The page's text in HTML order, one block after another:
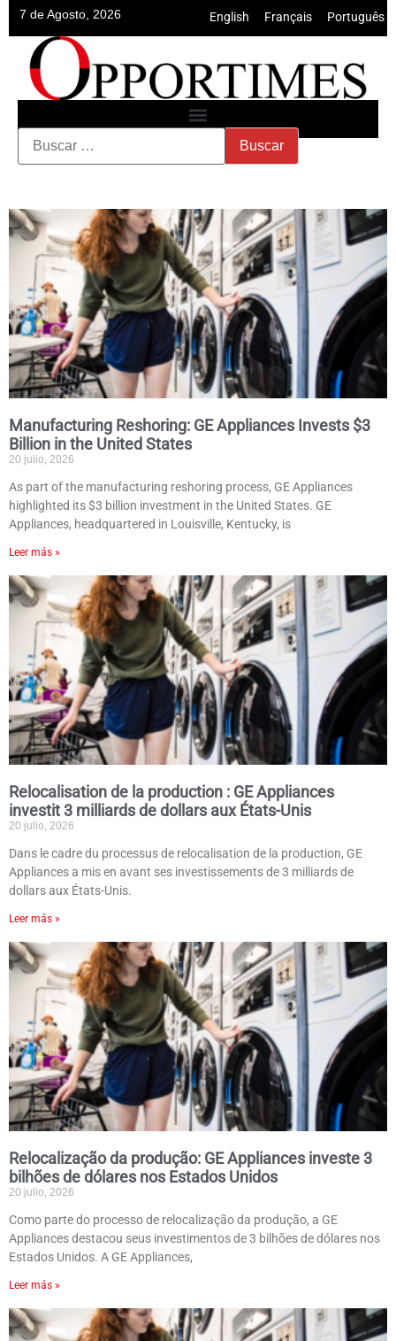
7 de Agosto, 2026 English Français Português
Manufacturing Reshoring: GE Appliances Invests $3
Billion in the United States
20 julio, 2026
As part of the manufacturing reshoring process, GE Appliances
highlighted its $3 billion investment in the United States. GE
Appliances, headquartered in Louisville, Kentucky, is
Leer más »
Relocalisation de la production : GE Appliances
investit 3 milliards de dollars aux États-Unis
20 julio, 2026
Dans le cadre du processus de relocalisation de la production, GE
Appliances a mis en avant ses investissements de 3 milliards de
dollars aux États-Unis.
Leer más »
Relocalização da produção: GE Appliances investe 3
bilhões de dólares nos Estados Unidos
20 julio, 2026
Como parte do processo de relocalização da produção, a GE
Appliances destacou seus investimentos de 3 bilhões de dólares nos
Estados Unidos. A GE Appliances,
Leer más »